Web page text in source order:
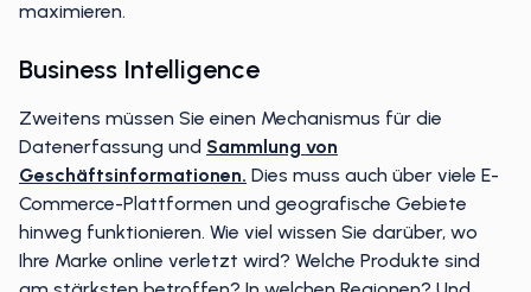
Business Intelligence
Zweitens müssen Sie einen Mechanismus für die
Datenerfassung und
Sammlung von
Geschäftsinformationen.
Dies muss auch über viele E-
Commerce-Plattformen und geografische Gebiete
hinweg funktionieren. Wie viel wissen Sie darüber, wo
Ihre Marke online verletzt wird? Welche Produkte sind